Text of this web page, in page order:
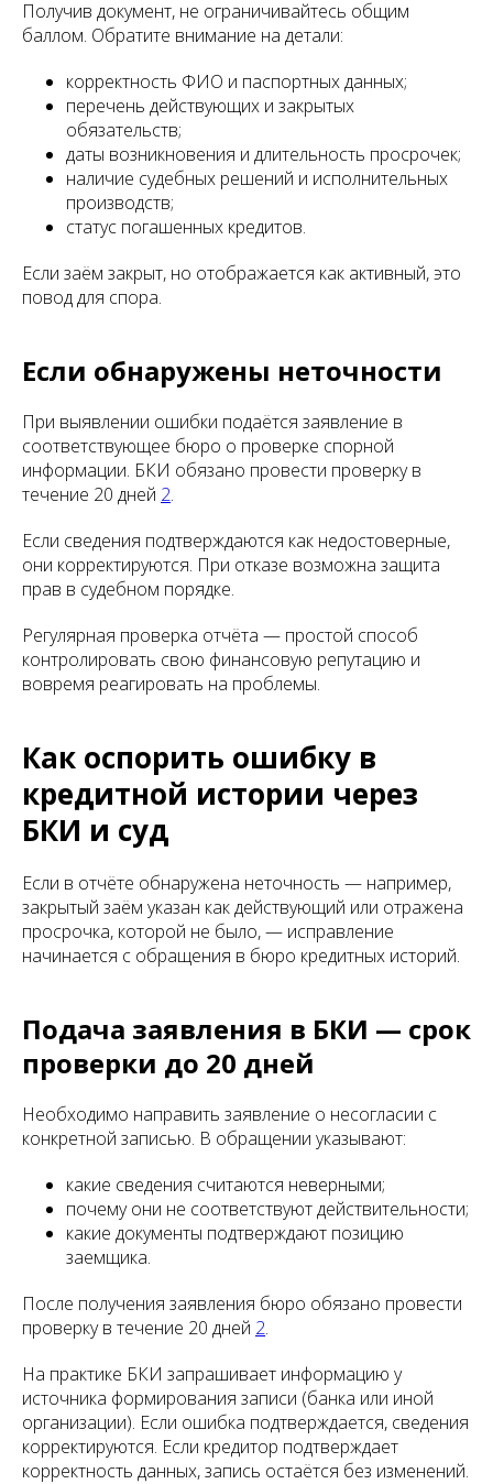
Получив документ, не ограничивайтесь общим
баллом. Обратите внимание на детали:
корректность ФИО и паспортных данных;
перечень действующих и закрытых
обязательств;
даты возникновения и длительность просрочек;
наличие судебных решений и исполнительных
производств;
статус погашенных кредитов.
Если заём закрыт, но отображается как активный, это
повод для спора.
Если обнаружены неточности
При выявлении ошибки подаётся заявление в
соответствующее бюро о проверке спорной
информации. БКИ обязано провести проверку в
течение 20 дней 2.
Если сведения подтверждаются как недостоверные,
они корректируются. При отказе возможна защита
прав в судебном порядке.
Регулярная проверка отчёта — простой способ
контролировать свою финансовую репутацию и
вовремя реагировать на проблемы.
Как оспорить ошибку в
кредитной истории через
БКИ и суд
Если в отчёте обнаружена неточность — например,
закрытый заём указан как действующий или отражена
просрочка, которой не было, — исправление
начинается с обращения в бюро кредитных историй.
Подача заявления в БКИ — срок
проверки до 20 дней
Необходимо направить заявление о несогласии с
конкретной записью. В обращении указывают:
какие сведения считаются неверными;
почему они не соответствуют действительности;
какие документы подтверждают позицию
заемщика.
После получения заявления бюро обязано провести
проверку в течение 20 дней 2.
На практике БКИ запрашивает информацию у
источника формирования записи (банка или иной
организации). Если ошибка подтверждается, сведения
корректируются. Если кредитор подтверждает
корректность данных, запись остаётся без изменений.